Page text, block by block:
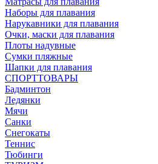
Наборы для плавания
Нарукавники для плавания
Очки, маски для плавания
Плоты надувные
Сумки пляжные
Шапки для плавания
СПОРТТОВАРЫ
Бадминтон
Ледянки
Мячи
Санки
Снегокаты
Теннис
Тюбинги